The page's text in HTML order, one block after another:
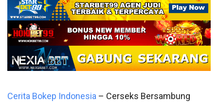
Cerita Bokep Indonesia – Cerseks Bersambung